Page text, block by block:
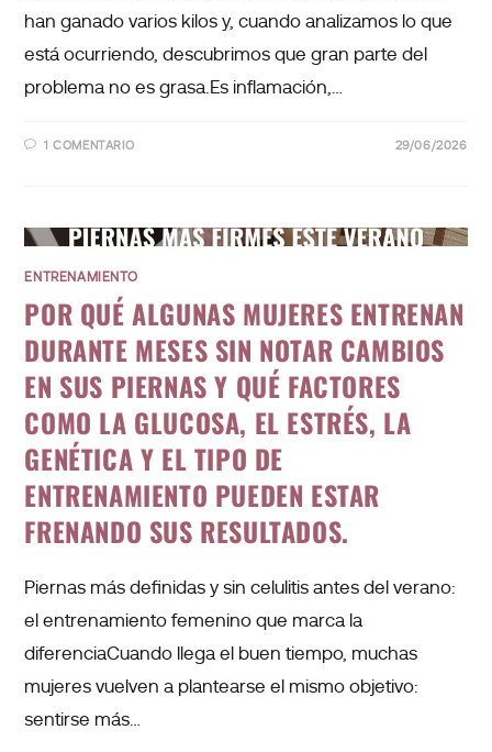
han ganado varios kilos y, cuando analizamos lo que
está ocurriendo, descubrimos que gran parte del
problema no es grasa.Es inflamación,…
1 COMENTARIO 29/06/2026
ENTRENAMIENTO
POR QUÉ ALGUNAS MUJERES ENTRENAN
DURANTE MESES SIN NOTAR CAMBIOS
EN SUS PIERNAS Y QUÉ FACTORES
COMO LA GLUCOSA, EL ESTRÉS, LA
GENÉTICA Y EL TIPO DE
ENTRENAMIENTO PUEDEN ESTAR
FRENANDO SUS RESULTADOS.
Piernas más definidas y sin celulitis antes del verano:
el entrenamiento femenino que marca la
diferenciaCuando llega el buen tiempo, muchas
mujeres vuelven a plantearse el mismo objetivo:
sentirse más…